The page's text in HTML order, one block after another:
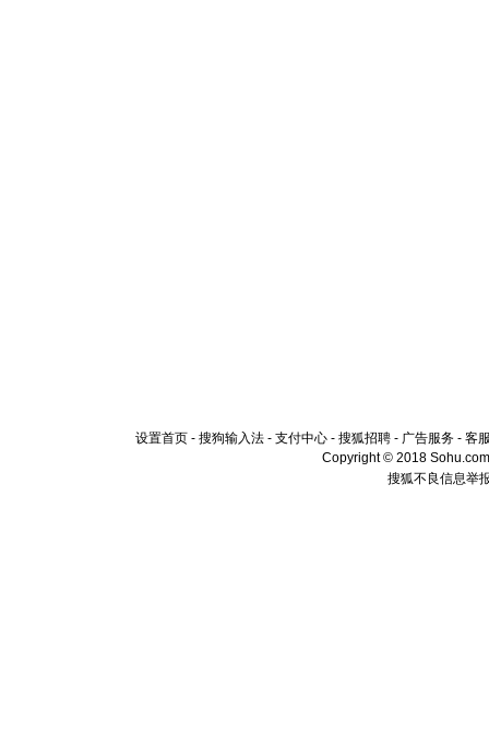
设置首页 - 搜狗输入法 - 支付中心 - 搜狐招聘 - 广告服务 - 客
Copyright © 2018
搜狐不良信息举